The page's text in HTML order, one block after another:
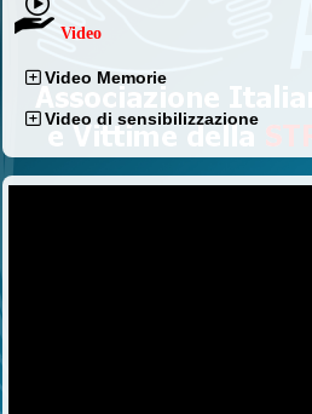
Video
Video Memorie
Video di sensibilizzazione